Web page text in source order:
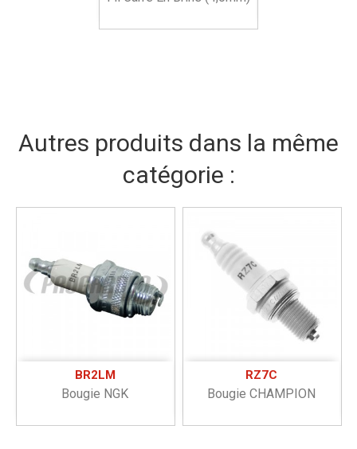
Autres produits dans la même
catégorie :
BR2LM
Bougie NGK
RZ7C
Bougie CHAMPION